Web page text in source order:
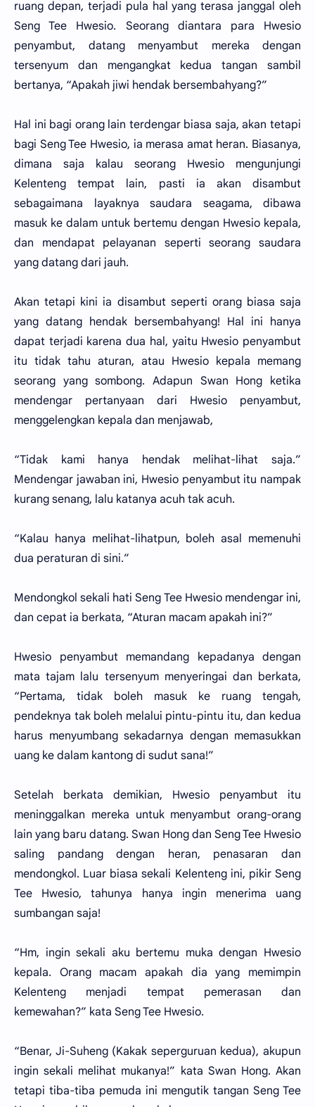
ruang depan, terjadi pula hal yang terasa janggal oleh
Seng Tee Hwesio. Seorang diantara para Hwesio
penyambut, datang menyambut mereka dengan
tersenyum dan mengangkat kedua tangan sambil
bertanya, “Apakah jiwi hendak bersembahyang?”
Hal ini bagi orang lain terdengar biasa saja, akan tetapi
bagi Seng Tee Hwesio, ia merasa amat heran. Biasanya,
dimana saja kalau seorang Hwesio mengunjungi
Kelenteng tempat lain, pasti ia akan disambut
sebagaimana layaknya saudara seagama, dibawa
masuk ke dalam untuk bertemu dengan Hwesio kepala,
dan mendapat pelayanan seperti seorang saudara
yang datang dari jauh.
Akan tetapi kini ia disambut seperti orang biasa saja
yang datang hendak bersembahyang! Hal ini hanya
dapat terjadi karena dua hal, yaitu Hwesio penyambut
itu tidak tahu aturan, atau Hwesio kepala memang
seorang yang sombong. Adapun Swan Hong ketika
mendengar pertanyaan dari Hwesio penyambut,
menggelengkan kepala dan menjawab,
“Tidak kami hanya hendak melihat-lihat saja.”
Mendengar jawaban ini, Hwesio penyambut itu nampak
kurang senang, lalu katanya acuh tak acuh.
“Kalau hanya melihat-lihatpun, boleh asal memenuhi
dua peraturan di sini.”
Mendongkol sekali hati Seng Tee Hwesio mendengar ini,
dan cepat ia berkata, “Aturan macam apakah ini?”
Hwesio penyambut memandang kepadanya dengan
mata tajam lalu tersenyum menyeringai dan berkata,
“Pertama, tidak boleh masuk ke ruang tengah,
pendeknya tak boleh melalui pintu-pintu itu, dan kedua
harus menyumbang sekadarnya dengan memasukkan
uang ke dalam kantong di sudut sana!”
Setelah berkata demikian, Hwesio penyambut itu
meninggalkan mereka untuk menyambut orang-orang
lain yang baru datang. Swan Hong dan Seng Tee Hwesio
saling pandang dengan heran, penasaran dan
mendongkol. Luar biasa sekali Kelenteng ini, pikir Seng
Tee Hwesio, tahunya hanya ingin menerima uang
sumbangan saja!
“Hm, ingin sekali aku bertemu muka dengan Hwesio
kepala. Orang macam apakah dia yang memimpin
Kelenteng menjadi tempat pemerasan dan
kemewahan?” kata Seng Tee Hwesio.
“Benar, Ji-Suheng (Kakak seperguruan kedua), akupun
ingin sekali melihat mukanya!” kata Swan Hong. Akan
tetapi tiba-tiba pemuda ini mengutik tangan Seng Tee